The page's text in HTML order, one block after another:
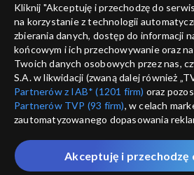
Kliknij "Akceptuję i przechodzę do
na korzystanie z technologii
zbierania danych, dostęp do informacji
końcowym i ich przechowywanie oraz
Twoich danych osobowych przez nas,
S.A. w likwidacji (zwaną dalej również
Partnerów z IAB* (1201 firm) oraz
Partnerów TVP (93 firm), w celach
zautomatyzowanego dopasowania
które wskazujemy poniżej, a także
przez nas identyfikatora PPID do
Akceptuję i przechodzę